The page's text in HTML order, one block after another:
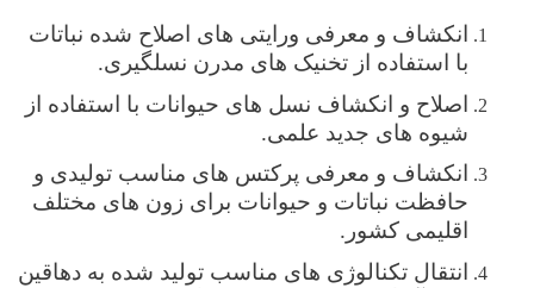
انکشاف و معرفی ورایتی های اصلاح شده نباتات
با استفاده از تخنیک های مدرن نسلگیری.
اصلاح و انکشاف نسل های حیوانات با استفاده از
شیوه های جدید علمی.
انکشاف و معرفی پرکتس های مناسب تولیدی و
حافظت نباتات و حیوانات برای زون های مختلف
اقلیمی کشور.
انتقال تکنالوژی های مناسب تولید شده به دهاقین